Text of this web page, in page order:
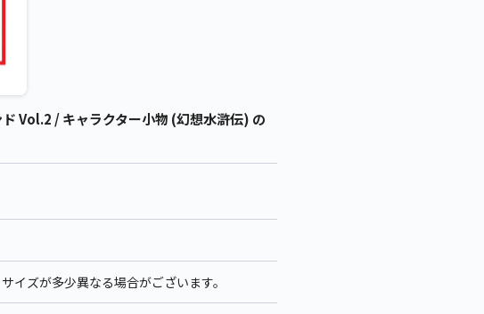
Vol.2 / キャラクター小物 (幻想水滸伝) の
ズが多少異なる場合がございます。